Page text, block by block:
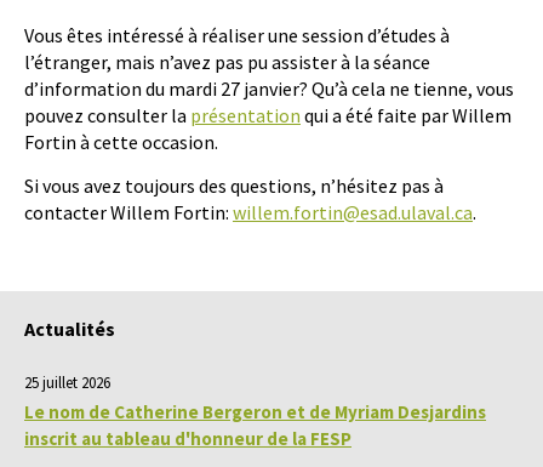
Vous êtes intéressé à réaliser une session d’études à
l’étranger, mais n’avez pas pu assister à la séance
d’information du mardi 27 janvier? Qu’à cela ne tienne, vous
pouvez consulter la présentation qui a été faite par Willem
Fortin à cette occasion.
Si vous avez toujours des questions, n’hésitez pas à
contacter Willem Fortin: willem.fortin@esad.ulaval.ca.
Actualités
25 juillet 2026
Le nom de Catherine Bergeron et de Myriam Desjardins
inscrit au tableau d'honneur de la FESP